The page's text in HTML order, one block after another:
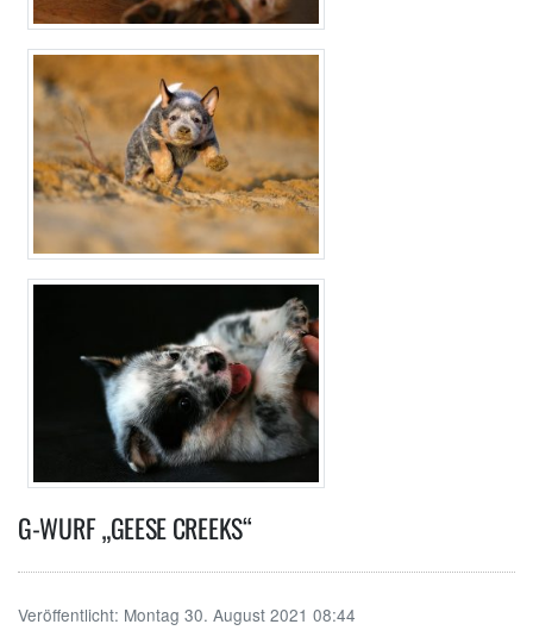
G-WURF „GEESE CREEKS“
Veröffentlicht: Montag 30. August 2021 08:44